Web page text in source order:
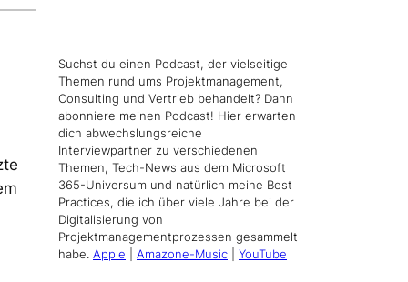
Suchst du einen Podcast, der vielseitige
Themen rund ums Projektmanagement,
Consulting und Vertrieb behandelt? Dann
abonniere meinen Podcast! Hier erwarten
dich abwechslungsreiche
Interviewpartner zu verschiedenen
Themen, Tech-News aus dem Microsoft
365-Universum und natürlich meine Best
Practices, die ich über viele Jahre bei der
Digitalisierung von
Projektmanagementprozessen gesammelt
habe. Apple Amazone-Music YouTube